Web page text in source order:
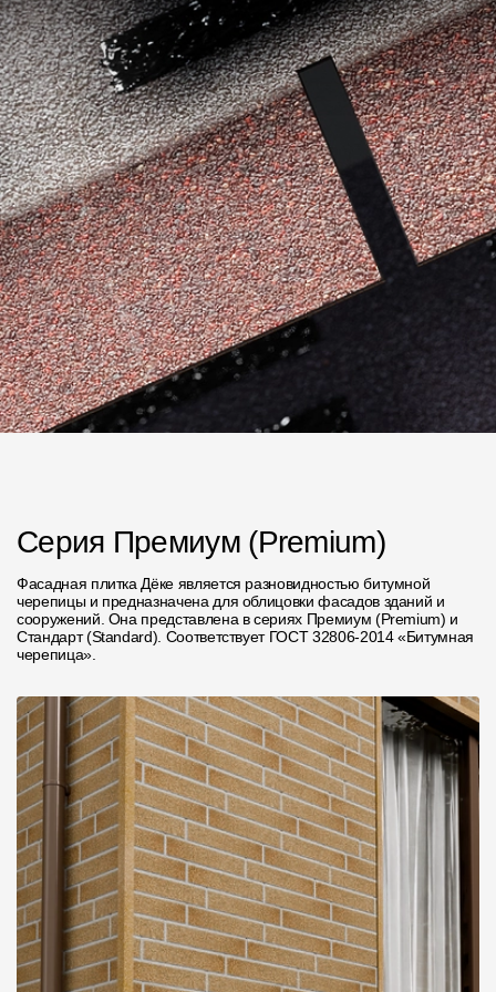
Фасадные панели
Фасадная плитка
Комплектующие для фасадов
Пленки и мембраны
Мягкая кровля
Однослойная черепица
Ламинированная черепица
Комплектующие к кровле
Кровельная вентиляция
Металлические водосточные системы
Водосборник
Чердачные лестницы
Документация
Документация
Инструкции по монтажу
Технические листы
Рекламные материалы
Сертификаты
Гарантии
Серия Премиум (Premium)
Фасадная плитка Дёке является разновидностью битумной
черепицы и предназначена для облицовки фасадов зданий и
сооружений. Она представлена в сериях Премиум (Premium) и
Стандарт (Standard). Соответствует ГОСТ 32806-2014 «Битумная
черепица».